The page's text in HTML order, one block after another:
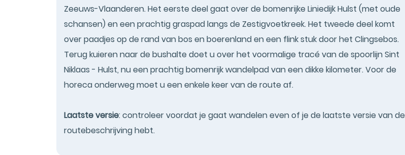
Zeeuws-Vlaanderen. Het eerste deel gaat over de bomenrijke Liniedijk Hulst (met oude
schansen) en een prachtig graspad langs de Zestigvoetkreek. Het tweede deel komt
over paadjes op de rand van bos en boerenland en een flink stuk door het Clingsebos.
Terug kuieren naar de bushalte doet u over het voormalige tracé van de spoorlijn Sint
Niklaas - Hulst, nu een prachtig bomenrijk wandelpad van een dikke kilometer. Voor de
horeca onderweg moet u een enkele keer van de route af.
Laatste versie: controleer voordat je gaat wandelen even of je de laatste versie van de
routebeschrijving hebt.